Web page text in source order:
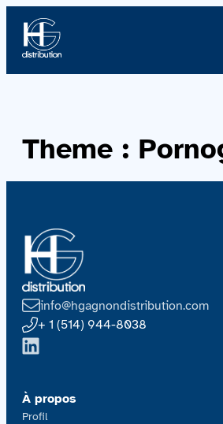
Profil
Équipe
Équipe
Catalogue
Acquisitions
Theme :
info@hgagnondistribution.com
+ 1 (514) 944-8038
À propos
Profil